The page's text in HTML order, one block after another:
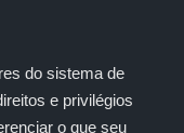
do sistema de
e privilégios
o que seu